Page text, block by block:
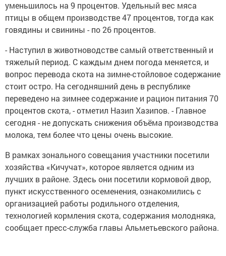
уменьшилось на 9 процентов. Удельный вес мяса
птицы в общем производстве 47 процентов, тогда как
говядины и свинины - по 26 процентов.
- Наступил в животноводстве самый ответственный и
тяжелый период. С каждым днем погода меняется, и
вопрос перевода скота на зимне-стойловое содержание
стоит остро. На сегодняшний день в республике
переведено на зимнее содержание и рацион питания 70
процентов скота, - отметил Назип Хазипов. - Главное
сегодня - не допускать снижения объёма производства
молока, тем более что цены очень высокие.
В рамках зонального совещания участники посетили
хозяйства «Кичучат», которое является одним из
лучших в районе. Здесь они посетили кормовой двор,
пункт искусственного осеменения, ознакомились с
организацией работы родильного отделения,
технологией кормления скота, содержания молодняка,
сообщает пресс-служба главы Альметьевского района.